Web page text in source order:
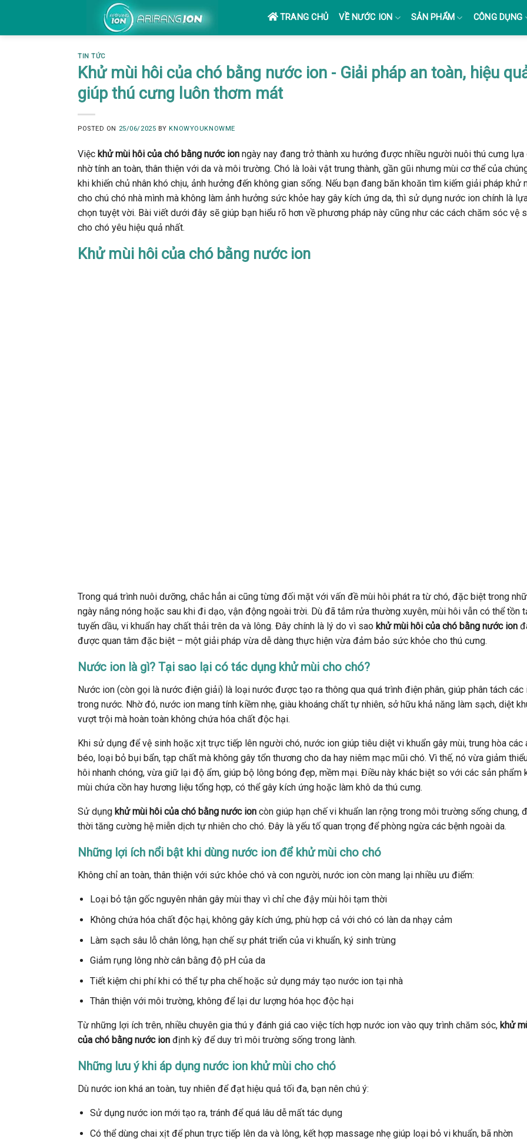
i
TRANG CHỦ VỀ NƯỚC ION SẢN PHẨM CÔNG DỤNG
TIN TỨC
Khử mùi hôi của chó bằng nước ion - Giải pháp an toàn, hiệu
giúp thú cưng luôn thơm mát
POSTED ON 25/06/2025 BYKNOWYOUKNOWME
Việc khử mùi hôi của chó bằng nước ion ngày nay đang trở thành xu hướng được nhiều người nuôi thú cưng lựa
nhờ tính an toàn, thân thiện với da và môi trường. Chó là loài vật trung thành, gần gũi nhưng mùi cơ thể của
khi khiến chủ nhân khó chịu, ảnh hưởng đến không gian sống. Nếu bạn đang băn khoăn tìm kiếm giải pháp khử
cho chú chó nhà mình mà không làm ảnh hưởng sức khỏe hay gây kích ứng da, thì sử dụng nước ion chính là
chọn tuyệt vời. Bài viết dưới đây sẽ giúp bạn hiểu rõ hơn về phương pháp này cũng như các cách chăm sóc vệ
cho chó yêu hiệu quả nhất.
Khử mùi hôi của chó bằng nước ion
Trong quá trình nuôi dưỡng, chắc hẳn ai cũng từng đối mặt với vấn đề mùi hôi phát ra từ chó, đặc biệt trong
ngày nắng nóng hoặc sau khi đi dạo, vận động ngoài trời. Dù đã tắm rửa thường xuyên, mùi hôi vẫn có thể tồn
tuyến dầu, vi khuẩn hay chất thải trên da và lông. Đây chính là lý do vì sao khử mùi hôi của chó bằng nước ion
được quan tâm đặc biệt – một giải pháp vừa dễ dàng thực hiện vừa đảm bảo sức khỏe cho thú cưng.
Nước ion là gì? Tại sao lại có tác dụng khử mùi cho chó?
Nước ion (còn gọi là nước điện giải) là loại nước được tạo ra thông qua quá trình điện phân, giúp phân tách các
trong nước. Nhờ đó, nước ion mang tính kiềm nhẹ, giàu khoáng chất tự nhiên, sở hữu khả năng làm sạch, diệt
vượt trội mà hoàn toàn không chứa hóa chất độc hại.
Khi sử dụng để vệ sinh hoặc xịt trực tiếp lên người chó, nước ion giúp tiêu diệt vi khuẩn gây mùi, trung hòa các
béo, loại bỏ bụi bẩn, tạp chất mà không gây tổn thương cho da hay niêm mạc mũi chó. Vì thế, nó vừa giảm
hôi nhanh chóng, vừa giữ lại độ ẩm, giúp bộ lông bóng đẹp, mềm mại. Điều này khác biệt so với các sản phẩm
mùi chứa cồn hay hương liệu tổng hợp, có thể gây kích ứng hoặc làm khô da thú cưng.
Sử dụng khử mùi hôi của chó bằng nước ion còn giúp hạn chế vi khuẩn lan rộng trong môi trường sống chung,
thời tăng cường hệ miễn dịch tự nhiên cho chó. Đây là yếu tố quan trọng để phòng ngừa các bệnh ngoài da.
Những lợi ích nổi bật khi dùng nước ion để khử mùi cho chó
Không chỉ an toàn, thân thiện với sức khỏe chó và con người, nước ion còn mang lại nhiều ưu điểm:
Loại bỏ tận gốc nguyên nhân gây mùi thay vì chỉ che đậy mùi hôi tạm thời
Không chứa hóa chất độc hại, không gây kích ứng, phù hợp cả với chó có làn da nhạy cảm
Làm sạch sâu lỗ chân lông, hạn chế sự phát triển của vi khuẩn, ký sinh trùng
Giảm rụng lông nhờ cân bằng độ pH của da
Tiết kiệm chi phí khi có thể tự pha chế hoặc sử dụng máy tạo nước ion tại nhà
Thân thiện với môi trường, không để lại dư lượng hóa học độc hại
Từ những lợi ích trên, nhiều chuyên gia thú y đánh giá cao việc tích hợp nước ion vào quy trình chăm sóc, khử
của chó bằng nước ion định kỳ để duy trì môi trường sống trong lành.
Những lưu ý khi áp dụng nước ion khử mùi cho chó
Dù nước ion khá an toàn, tuy nhiên để đạt hiệu quả tối đa, bạn nên chú ý:
Sử dụng nước ion mới tạo ra, tránh để quá lâu dễ mất tác dụng
Có thể dùng chai xịt để phun trực tiếp lên da và lông, kết hợp massage nhẹ giúp loại bỏ vi khuẩn, bã nhờn